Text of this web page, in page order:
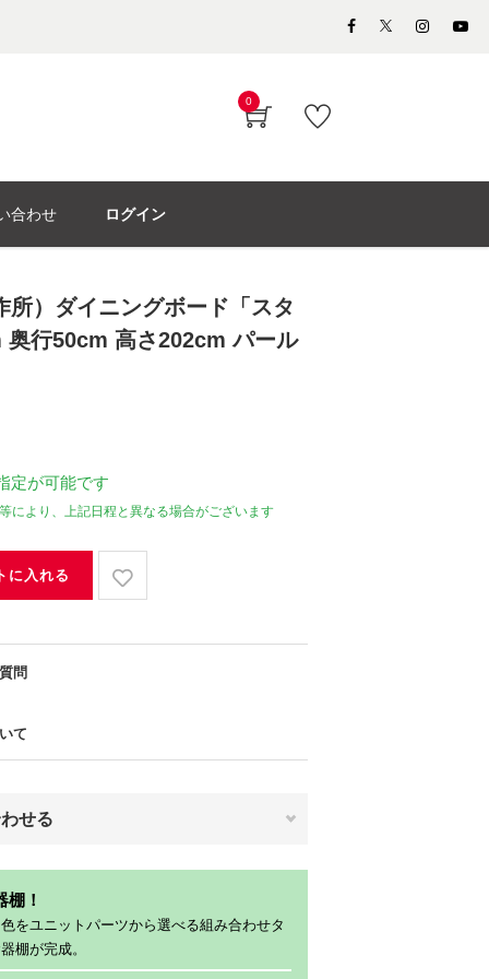
0
合わせ ログイン
所）ダイニングボード「スタ
奥行50cm 高さ202cm パール
定が可能です
により、上記日程と異なる場合がございます
に入れる
問
て
せる
！
をユニットパーツから選べる組み合わせタ
棚が完成。